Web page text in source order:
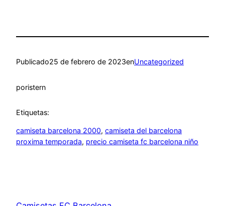
Publicado25 de febrero de 2023enUncategorized
poristern
Etiquetas:
camiseta barcelona 2000, camiseta del barcelona
proxima temporada, precio camiseta fc barcelona niño